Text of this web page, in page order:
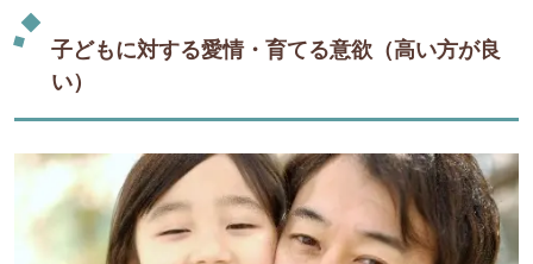
子どもに対する愛情・育てる意欲（高い方が良
い）